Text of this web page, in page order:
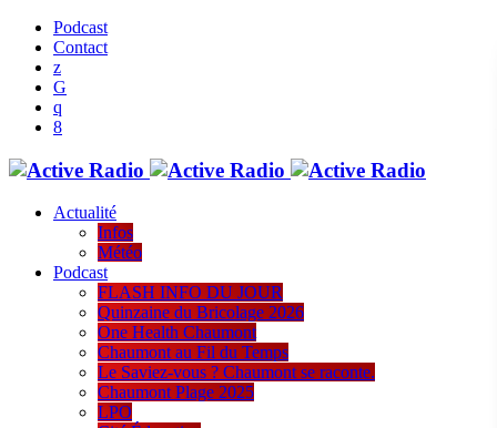
Podcast
Contact
Actualité
Infos
Météo
Podcast
FLASH INFO DU JOUR
Quinzaine du Bricolage 2026
One Health Chaumont
Chaumont au Fil du Temps
Le Saviez-vous ? Chaumont se raconte.
Chaumont Plage 2025
LPO